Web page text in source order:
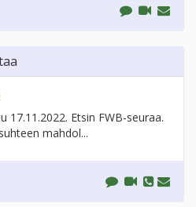
17.11.2022. Etsin FWB-seuraa.
mahdol...